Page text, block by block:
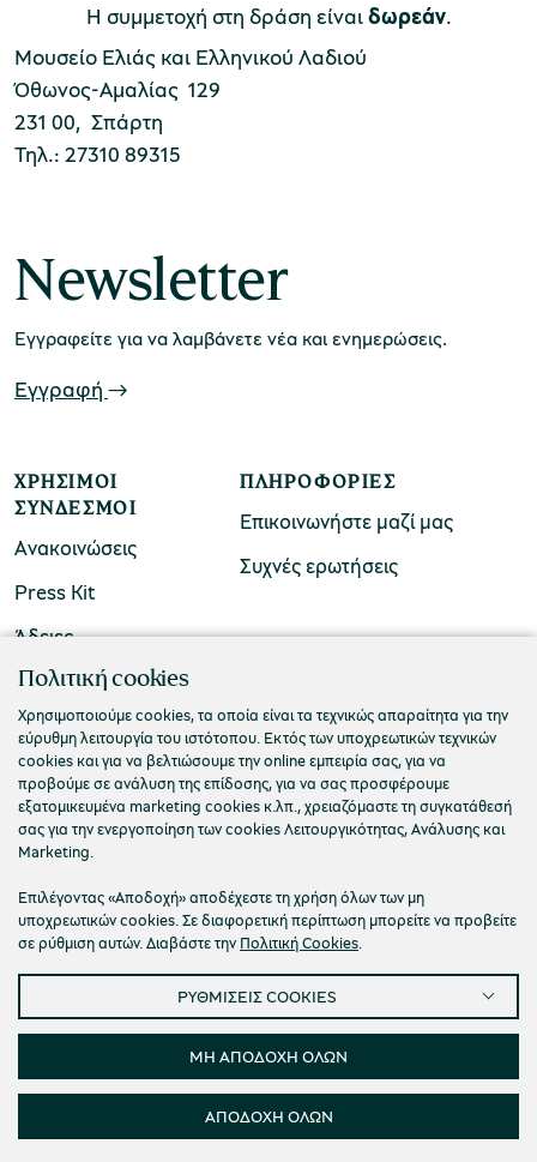
Μουσείο Αργυροτεχνίας
ομάδες
εισιτήρια
εισιτηρίων
Η συμμετοχή στη δράση είναιδωρεάν.
Μουσείο Ελιάς και Ελληνικού Λαδιού
Όθωνος-Αμαλίας 129
231 00, Σπάρτη
Τηλ.: 27310 89315
Newsletter
Εγγραφείτε για να λαμβάνετε νέα και ενημερώσεις.
Εγγραφή
ΧΡΉΣΙΜΟΙ
ΣΎΝΔΕΣΜΟΙ
Ανακοινώσεις
Press Kit
Άδειες
ΠΛΗΡΟΦΟΡΊΕΣ
Επικοινωνήστε μαζί μας
Συχνές ερωτήσεις
ΠΟΛΙΤΙΣΤΙΚΟ ΙΔΡΥΜΑ ΟΜΙΛΟΥ ΠΕΙΡΑΙΩΣ
Τ. 210 3256922
Ε. info@piop.gr
ΣΥΝΔΕΘΕΙΤΕ ΜΑΖΙ ΜΑΣ
© 2026 Πολιτιστικό Ίδρυμα Ομίλου Πειραιώς
Πολιτική απορρήτου Όροι χρήσης
Cookies
Ρυθμίσεις Cookies
Προσβασιμότητα
Πολιτική cookies
Χρησιμοποιούμε cookies, τα οποία είναι τα τεχνικώς απαραίτητα για την
εύρυθμη λειτουργία του ιστότοπου. Εκτός των υποχρεωτικών τεχνικών
cookies και για να βελτιώσουμε την online εμπειρία σας, για να
προβούμε σε ανάλυση της επίδοσης, για να σας προσφέρουμε
εξατομικευμένα marketing cookies κ.λπ., χρειαζόμαστε τη συγκατάθεσή
σας για την ενεργοποίηση των cookies Λειτουργικότητας, Ανάλυσης και
Marketing.
Επιλέγοντας «Αποδοχή» αποδέχεστε τη χρήση όλων των μη
υποχρεωτικών cookies. Σε διαφορετική περίπτωση μπορείτε να προβείτε
σε ρύθμιση αυτών. Διαβάστε την Πολιτική Cookies.
ΡΥΘΜΙΣΕΙΣ COOKIES
ΜΗ ΑΠΟΔΟΧΗ ΟΛΩΝ
ΑΠΟΔΟΧΗ ΟΛΩΝ